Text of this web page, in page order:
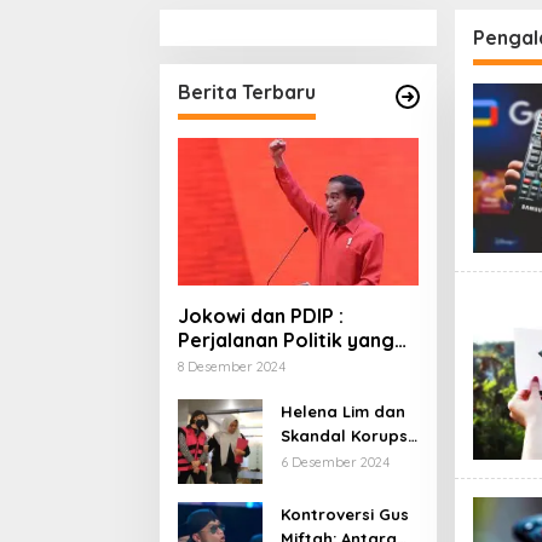
Berita Terbaru
Jokowi dan PDIP :
Perjalanan Politik yang
Penuh Warna dan
8 Desember 2024
Helena Lim dan
Skandal Korupsi
Timah: Kisah
yang Menjerat
Hukum
6 Desember 2024
Kontroversi Gus